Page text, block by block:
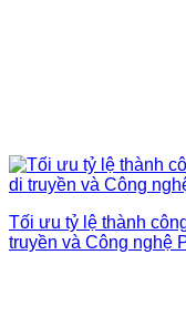
Tối ưu tỷ lệ thành
truyền và Công nghệ